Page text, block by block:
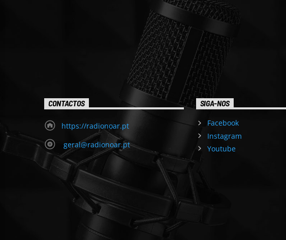
CONTACTOS
https://radionoar.pt
geral@radionoar.pt
SIGA-NOS
Facebook
Instagram
Youtube